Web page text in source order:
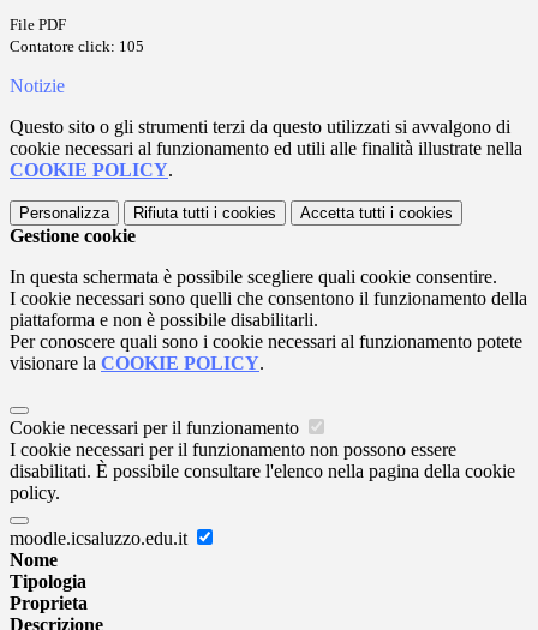
File PDF
Contatore click: 105
Notizie
Questo sito o gli strumenti terzi da questo utilizzati si avvalgono di
cookie necessari al funzionamento ed utili alle finalità illustrate nella
COOKIE POLICY.
Personalizza Rifiuta tutti i cookies Accetta tutti i cookies
Gestione cookie
In questa schermata è possibile scegliere quali cookie consentire.
I cookie necessari sono quelli che consentono il funzionamento della
piattaforma e non è possibile disabilitarli.
Per conoscere quali sono i cookie necessari al funzionamento potete
visionare la COOKIE POLICY.
Cookie necessari per il funzionamento
I cookie necessari per il funzionamento non possono essere
disabilitati. È possibile consultare l'elenco nella pagina della cookie
policy.
moodle.icsaluzzo.edu.it
Nome
Tipologia
Proprieta
Descrizione